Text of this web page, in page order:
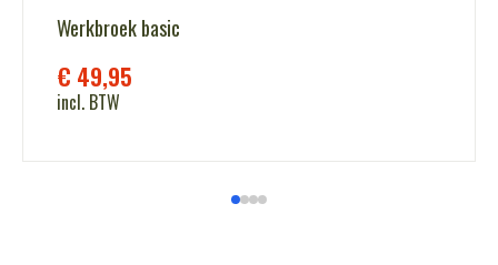
Werkbroek basic
€ 49,95
incl. BTW